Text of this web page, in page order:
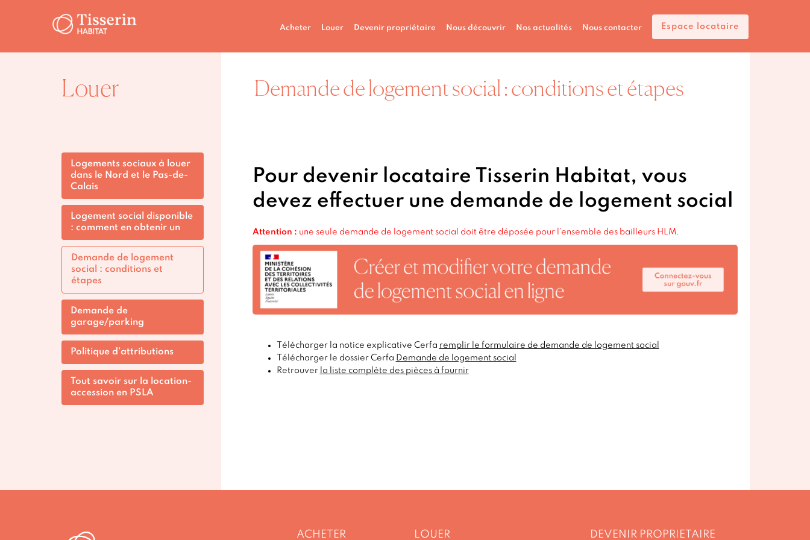
Acheter Louer Devenir propriétaire Nous découvrir Nos actualités Nous contacter Espace locataire
Louer
Logements sociaux à louer
dans le Nord et le Pas-de-
Calais
Logement social disponible
: comment en obtenir un
Demande de logement
social : conditions et
étapes
Demande de
garage/parking
Politique d’attributions
Tout savoir sur la location-
accession en PSLA
Demande de logement social : conditions et étapes
Pour devenir locataire Tisserin Habitat, vous
devez effectuer une demande de logement social
Attention : une seule demande de logement social doit être déposée pour l’ensemble des bailleurs HLM.
Télécharger la notice explicative Cerfa remplir le formulaire de demande de logement social
Télécharger le dossier Cerfa Demande de logement social
Retrouver la liste complète des pièces à fournir
ACHETER LOUER DEVENIR PROPRIETAIRE